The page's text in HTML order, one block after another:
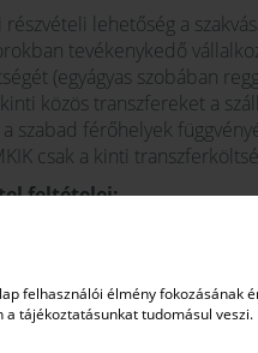
felhasználói élmény fokozásának
tájékoztatásunkat tudomásul veszi.
részvételi lehetőség a
tevékenykedő
(egyágyas szobában
közös transzfereket a
szabad férőhelyek
csak a kinti
feltételei:
a részvételhez szükséges
történő kitöltése és
cégszerűen aláírt
kis- és